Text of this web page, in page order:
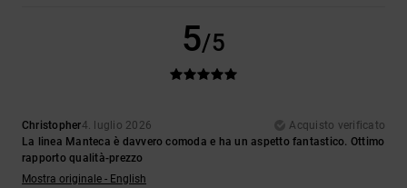
5/5
Christopher4. luglio 2026
Acquisto verificato
La linea Manteca è davvero comoda e ha un aspetto fantastico. Ottimo
rapporto qualità-prezzo
Mostra originale - English